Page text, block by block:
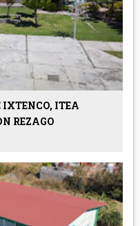
IXTENCO, ITEA
REZAGO